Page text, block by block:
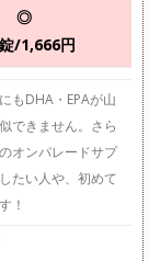
◎
/1,666円
もDHA・EPAが山
できません。さら
オンパレードサプ
たい人や、初めて
！